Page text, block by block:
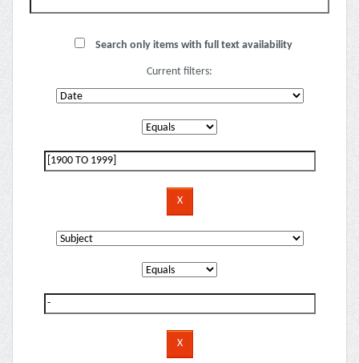
Search only items with full text availability
Current filters: